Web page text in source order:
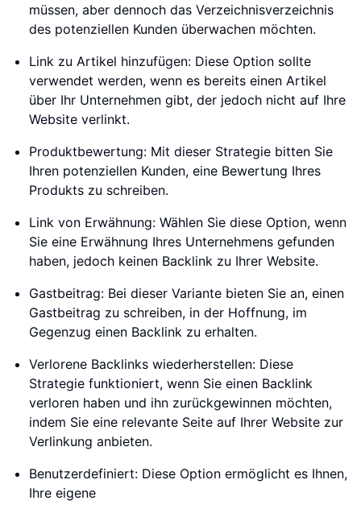
müssen, aber dennoch das Verzeichnisverzeichnis
des potenziellen Kunden überwachen möchten.
Link zu Artikel hinzufügen: Diese Option sollte
verwendet werden, wenn es bereits einen Artikel
über Ihr Unternehmen gibt, der jedoch nicht auf Ihre
Website verlinkt.
Produktbewertung: Mit dieser Strategie bitten Sie
Ihren potenziellen Kunden, eine Bewertung Ihres
Produkts zu schreiben.
Link von Erwähnung: Wählen Sie diese Option, wenn
Sie eine Erwähnung Ihres Unternehmens gefunden
haben, jedoch keinen Backlink zu Ihrer Website.
Gastbeitrag: Bei dieser Variante bieten Sie an, einen
Gastbeitrag zu schreiben, in der Hoffnung, im
Gegenzug einen Backlink zu erhalten.
Verlorene Backlinks wiederherstellen: Diese
Strategie funktioniert, wenn Sie einen Backlink
verloren haben und ihn zurückgewinnen möchten,
indem Sie eine relevante Seite auf Ihrer Website zur
Verlinkung anbieten.
Benutzerdefiniert: Diese Option ermöglicht es Ihnen,
Ihre eigene